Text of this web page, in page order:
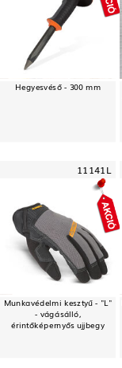
Hegyesvéső - 300 mm
11141L
Munkavédelmi kesztyű - "L"
- vágásálló,
érintőképernyős ujjbegy